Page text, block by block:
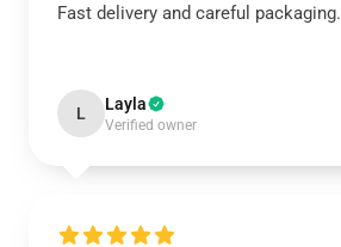
Fast delivery and careful packaging.
L Layla
Verified owner